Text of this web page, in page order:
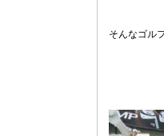
そんなゴル